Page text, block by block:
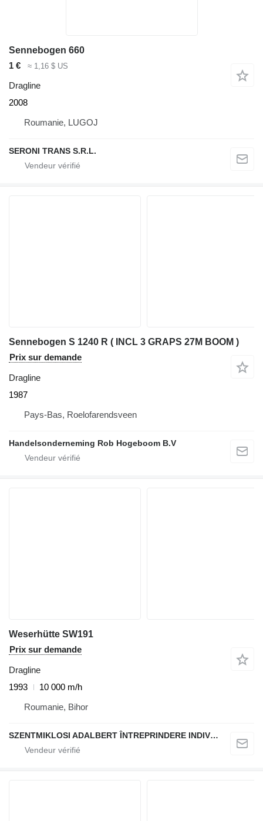
Sennebogen 660
1 €
≈ 1,16 $ US
Dragline
2008
Roumanie, LUGOJ
SERONI TRANS S.R.L.
Sennebogen S 1240 R ( INCL 3 GRAPS 27M BOOM )
Prix sur demande
Dragline
1987
Pays-Bas, Roelofarendsveen
Handelsonderneming Rob Hogeboom B.V
Weserhütte SW191
Prix sur demande
Dragline
1993
10 000 m/h
Roumanie, Bihor
SZENTMIKLOSI ADALBERT ÎNTREPRINDERE INDIVIDUALĂ